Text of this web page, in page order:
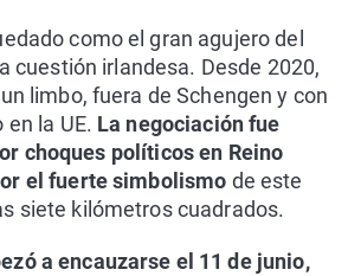
como el gran agujero del
cuestión irlandesa. Desde 2020,
limbo, fuera de Schengen y con
la UE. La negociación fue
choques políticos en Reino
el fuerte simbolismo de este
siete kilómetros cuadrados.
a encauzarse el 11 de junio,